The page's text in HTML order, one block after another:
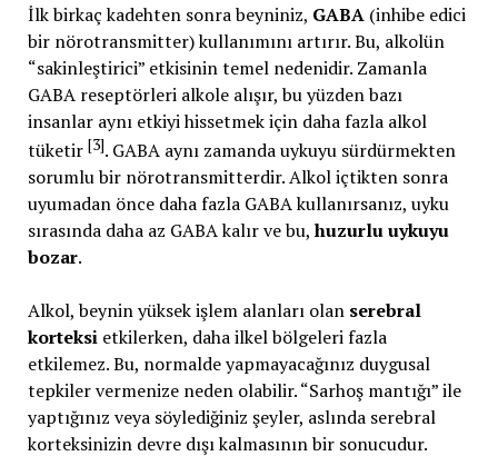
İlk birkaç kadehten sonra beyniniz, GABA(inhibe edici
bir nörotransmitter) kullanımını artırır. Bu, alkolün
“sakinleştirici” etkisinin temel nedenidir. Zamanla
GABA reseptörleri alkole alışır, bu yüzden bazı
insanlar aynı etkiyi hissetmek için daha fazla alkol
tüketir [3]. GABA aynı zamanda uykuyu sürdürmekten
sorumlu bir nörotransmitterdir. Alkol içtikten sonra
uyumadan önce daha fazla GABA kullanırsanız, uyku
sırasında daha az GABA kalır ve bu,huzurlu uykuyu
bozar.
Alkol, beynin yüksek işlem alanları olan serebral
korteksietkilerken, daha ilkel bölgeleri fazla
etkilemez. Bu, normalde yapmayacağınız duygusal
tepkiler vermenize neden olabilir. “Sarhoş mantığı” ile
yaptığınız veya söylediğiniz şeyler, aslında serebral
korteksinizin devre dışı kalmasının bir sonucudur.